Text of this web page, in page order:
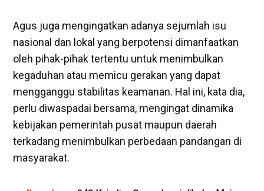
‎Agus juga mengingatkan adanya sejumlah isu
nasional dan lokal yang berpotensi dimanfaatkan
oleh pihak-pihak tertentu untuk menimbulkan
kegaduhan atau memicu gerakan yang dapat
mengganggu stabilitas keamanan. Hal ini, kata dia,
perlu diwaspadai bersama, mengingat dinamika
kebijakan pemerintah pusat maupun daerah
terkadang menimbulkan perbedaan pandangan di
masyarakat.